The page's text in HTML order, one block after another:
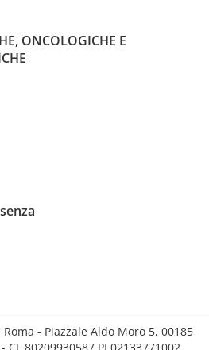
ONCOLOGICHE E
- Piazzale Aldo Moro 5, 00185